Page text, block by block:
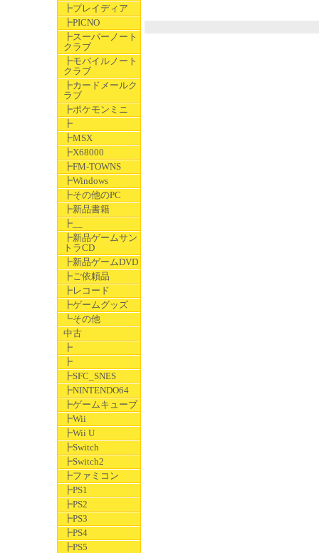
┣プレイディア
┣PICNO
┣スーパーノート
クラブ
┣モバイルノート
クラブ
┣カードメールク
ラブ
┣ポケモンミニ
┣
┣MSX
┣X68000
┣FM-TOWNS
┣Windows
┣その他のPC
┣新品書籍
┣__
┣新品ゲームサン
トラCD
┣新品ゲームDVD
┣ご依頼品
┣レコード
┣ゲームグッズ
┗その他
中古
┣
┣
┣SFC_SNES
┣NINTENDO64
┣ゲームキューブ
┣Wii
┣Wii U
┣Switch
┣Switch2
┣ファミコン
┣PS1
┣PS2
┣PS3
┣PS4
┣PS5